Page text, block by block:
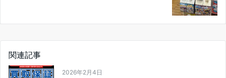
関連記事
2026年2月4日